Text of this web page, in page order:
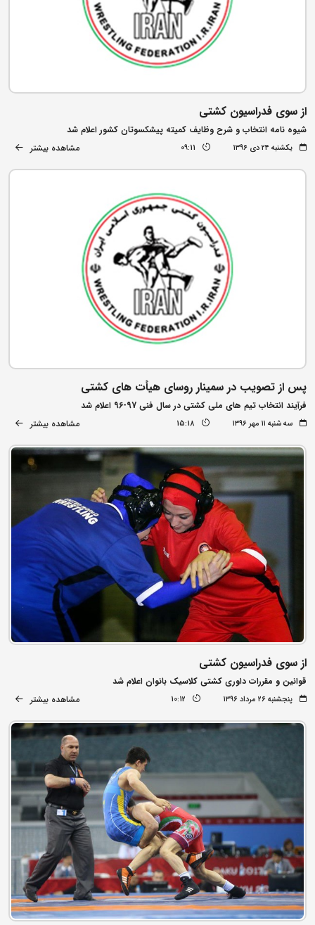
از سوی فدراسیون کشتی
شیوه نامه انتخاب و شرح وظایف کمیته پیشکسوتان کشور اعلام شد
یکشنبه ۲۴ دی ۱۳۹۶ 09:11 مشاهده بیشتر
پس از تصویب در سمینار روسای هیأت های کشتی
فرآیند انتخاب تیم های ملی کشتی در سال فنی 97-96 اعلام شد
سه شنبه ۱۱ مهر ۱۳۹۶ 15:18 مشاهده بیشتر
از سوی فدراسیون کشتی
قوانین و مقررات داوری کشتی کلاسیک بانوان اعلام شد
پنجشنبه ۲۶ مرداد ۱۳۹۶ 10:12 مشاهده بیشتر